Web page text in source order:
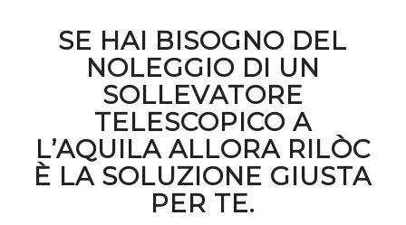
SE HAI BISOGNO DEL
NOLEGGIO DI UN
SOLLEVATORE
TELESCOPICO A
L’AQUILA ALLORA RILÒC
È LA SOLUZIONE GIUSTA
PER TE.